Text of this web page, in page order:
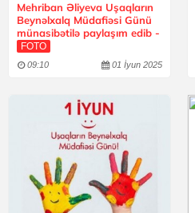
Mehriban Əliyeva Uşaqların
Beynəlxalq Müdafiəsi Günü
münasibətilə paylaşım edib -
FOTO
09:10 01 İyun 2025